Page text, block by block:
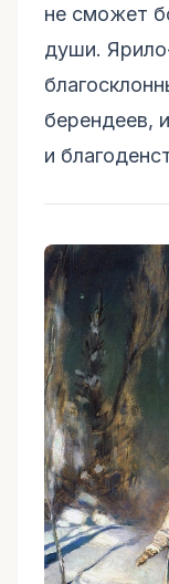
не сможет
души.
берендеев,
и